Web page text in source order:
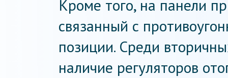
Кроме того, на панели
связанный с
позиции. Среди
наличие регуляторов